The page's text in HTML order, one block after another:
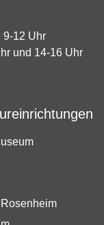
9-12 Uhr
und 14-16 Uhr